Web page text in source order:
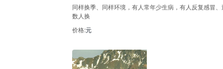
同样换季、同样环境，有人常年少生病，有人反复感冒
数人换
价格:元